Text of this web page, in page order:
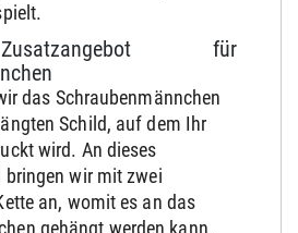
für
das Schraubenmännchen
Schild, auf dem Ihr
wird. An dieses
wir mit zwei
an, womit es an das
gehängt werden kann.